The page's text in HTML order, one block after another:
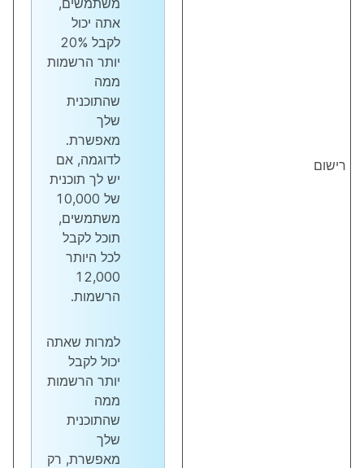
רישום
משתמשים,
אתה יכול
לקבל 20%
יותר הרשמות
ממה
שהתוכנית
שלך
מאפשרת.
לדוגמה, אם
יש לך תוכנית
של 10,000
משתמשים,
תוכל לקבל
לכל היותר
12,000
הרשמות.
למרות שאתה
יכול לקבל
יותר הרשמות
ממה
שהתוכנית
שלך
מאפשרת, רק